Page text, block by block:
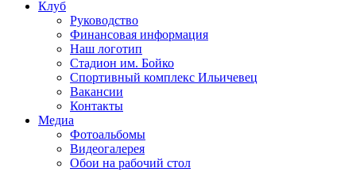
Клуб
Руководство
Финансовая информация
Наш логотип
Стадион им. Бойко
Спортивный комплекс Ильичевец
Вакансии
Контакты
Медиа
Фотоальбомы
Видеогалерея
Обои на рабочий стол